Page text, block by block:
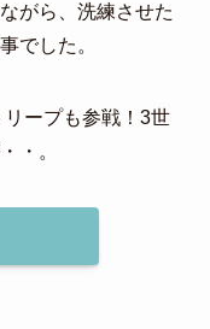
がら、洗練させた
でした。
ープも参戦！3世
・。